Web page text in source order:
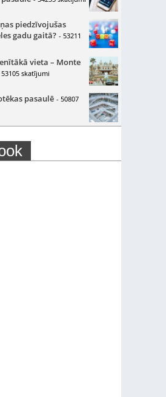
piedzīvojušas
gadu gaitā? - 53211
vieta – Monte
skatījumi
pasaulē - 50807